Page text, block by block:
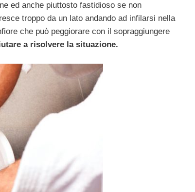
ed anche piuttosto fastidioso se non
troppo da un lato andando ad infilarsi nella
che può peggiorare con il sopraggiungere
a risolvere la situazione.